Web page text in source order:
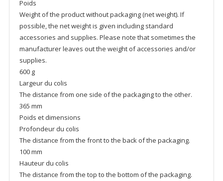
Poids
Weight of the product without packaging (net weight). If
possible, the net weight is given including standard
accessories and supplies. Please note that sometimes the
manufacturer leaves out the weight of accessories and/or
supplies.
600 g
Largeur du colis
The distance from one side of the packaging to the other.
365 mm
Poids et dimensions
Profondeur du colis
The distance from the front to the back of the packaging.
100 mm
Hauteur du colis
The distance from the top to the bottom of the packaging.